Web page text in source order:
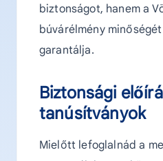
biztonságot, hanem a
búvárélmény
garantálja.
Biztonsági
tanúsítványok
Mielőtt lefoglalnád a